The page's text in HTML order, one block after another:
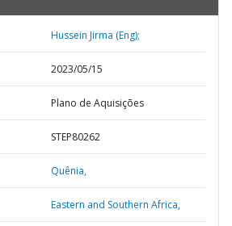
Hussein Jirma (Eng);
2023/05/15
Plano de Aquisições
STEP80262
Quênia,
Eastern and Southern Africa,